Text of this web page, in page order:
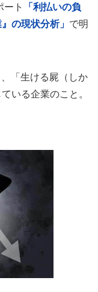
ト
「利払いの負
の現状分析」 で明
「生ける屍（しか
いる企業のこと。